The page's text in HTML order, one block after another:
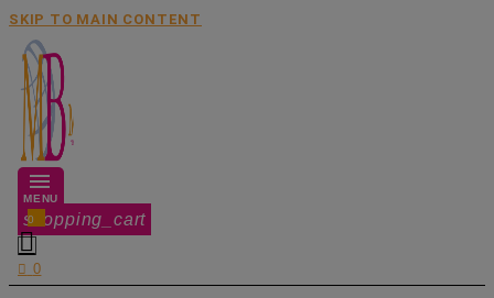
SKIP TO MAIN CONTENT
MENU
shopping_cart
0

 0